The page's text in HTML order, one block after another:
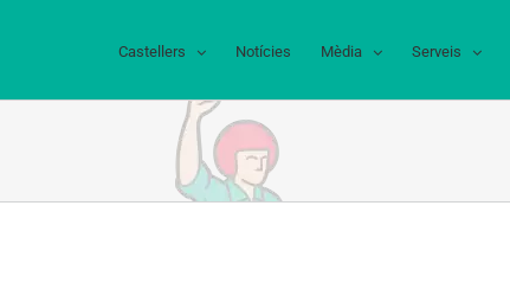
Castellers Notícies Mèdia Serveis